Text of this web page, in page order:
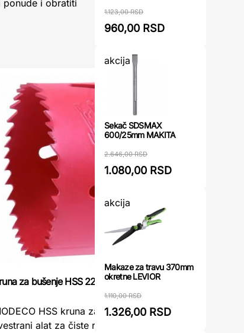
ponude i obratiti
za bušenje HSS 22mm MODECO
HSS kruna za bušenje 22mm –
alat za čiste rupe u metalu,
1.123,00 RSD
960,00 RSD
akcija
Sekač SDSMAX
600/25mm MAKITA
2.646,00 RSD
1.080,00 RSD
akcija
Makaze za travu 370mm
okretne LEVIOR
1.110,00 RSD
1.326,00 RSD